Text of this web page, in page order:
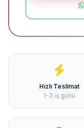
Hızlı Teslimat
1-3 iş günü